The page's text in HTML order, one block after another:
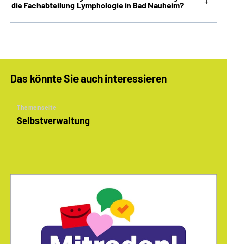
die Fachabteilung Lymphologie in Bad Nauheim?
Das könnte Sie auch interessieren
Themenseite
Selbstverwaltung